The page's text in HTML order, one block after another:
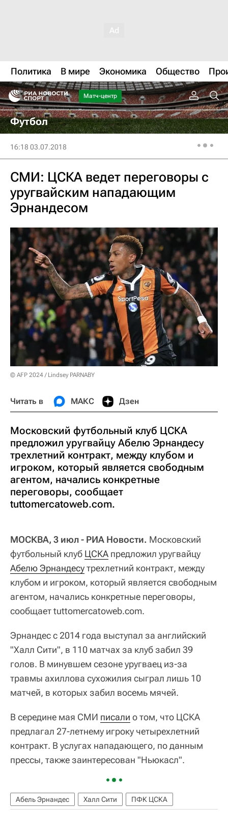
Политика В мире Экономика Общество
Матч-центр
Футбол
16:18 03.07.2018
СМИ: ЦСКА ведет переговоры с
уругвайским нападающим
Эрнандесом
© AFP 2024 / Lindsey PARNABY
Читать в МАКС Дзен
Московский футбольный клуб ЦСКА
предложил уругвайцу Абелю Эрнандесу
трехлетний контракт, между клубом и
игроком, который является свободным
агентом, начались конкретные
переговоры, сообщает
tuttomercatoweb.com.
МОСКВА, 3 июл - РИА Новости. Московский
футбольный клуб ЦСКА предложил уругвайцу
Абелю Эрнандесутрехлетний контракт, между
клубом и игроком, который является свободным
агентом, начались конкретные переговоры,
сообщает tuttomercatoweb.com.
Эрнандес с 2014 года выступал за английский
"Халл Сити", в 110 матчах за клуб забил 39
голов. В минувшем сезоне уругваец из-за
травмы ахиллова сухожилия сыграл лишь 10
матчей, в которых забил восемь мячей.
В середине мая СМИ писали о том, что ЦСКА
предлагал 27-летнему игроку четырехлетний
контракт. В услугах нападающего, по данным
прессы, также заинтересован "Ньюкасл".
Абель Эрнандес Халл Сити ПФК ЦСКА